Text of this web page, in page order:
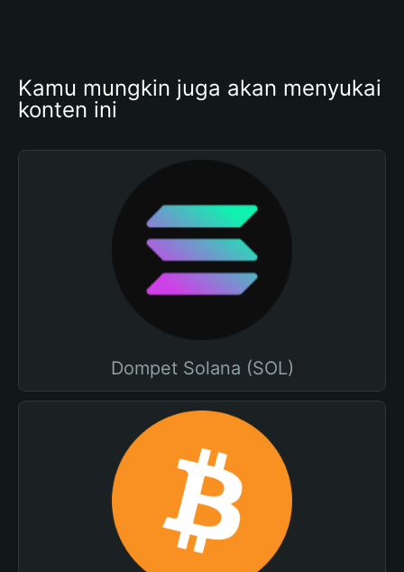
Kamu mungkin juga akan menyukai
konten ini
Dompet Solana (SOL)